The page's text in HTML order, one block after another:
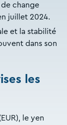
change
juillet 2024.
et la stabilité
dans son
les
le yen